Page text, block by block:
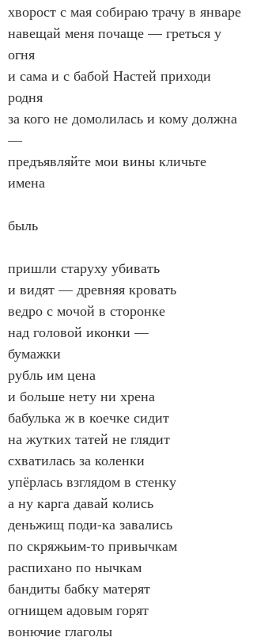
хворост с мая собираю трачу в январе
навещай меня почаще — греться у
огня
и сама и с бабой Настей приходи
родня
за кого не домолилась и кому должна
—
предъявляйте мои вины кличьте
имена
быль
пришли старуху убивать
и видят — древняя кровать
ведро с мочой в сторонке
над головой иконки —
бумажки
рубль им цена
и больше нету ни хрена
бабулька ж в коечке сидит
на жутких татей не глядит
схватилась за коленки
упёрлась взглядом в стенку
а ну карга давай колись
деньжищ поди-ка завались
по скряжьим-то привычкам
распихано по нычкам
бандиты бабку матерят
огнищем адовым горят
вонючие глаголы